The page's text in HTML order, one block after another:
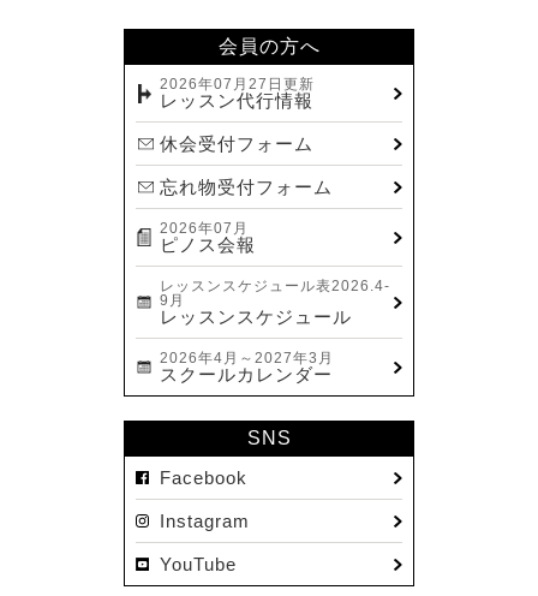
会員の方へ
2026年07月27日更新
レッスン代行情報
休会受付フォーム
忘れ物受付フォーム
2026年07月
ピノス会報
レッスンスケジュール表2026.4-
9月
レッスンスケジュール
2026年4月～2027年3月
スクールカレンダー
SNS
Facebook
Instagram
YouTube